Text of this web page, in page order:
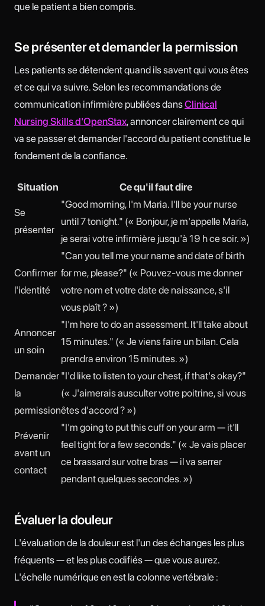
que le patient a bien compris.
Se présenter et demander la permission
Les patients se détendent quand ils savent qui vous êtes
et ce qui va suivre. Selon les recommandations de
communication infirmière publiées dansClinical
Nursing Skills d'OpenStax, annoncer clairement ce qui
va se passer et demander l'accord du patient constitue le
fondement de la confiance.
Situation Ce qu'il faut dire
Se
présenter
"Good morning, I'm Maria. I'll be your nurse
until 7 tonight." (« Bonjour, je m'appelle Maria,
je serai votre infirmière jusqu'à 19 h ce soir. »)
Confirmer
l'identité
"Can you tell me your name and date of birth
for me, please?" (« Pouvez-vous me donner
votre nom et votre date de naissance, s'il
vous plaît ? »)
Annoncer
un soin
"I'm here to do an assessment. It'll take about
15 minutes." (« Je viens faire un bilan. Cela
prendra environ 15 minutes. »)
Demander
la
permission
"I'd like to listen to your chest, if that's okay?"
(« J'aimerais ausculter votre poitrine, si vous
êtes d'accord ? »)
Prévenir
avant un
contact
"I'm going to put this cuff on your arm — it'll
feel tight for a few seconds." (« Je vais placer
ce brassard sur votre bras — il va serrer
pendant quelques secondes. »)
Évaluer la douleur
L'évaluation de la douleur est l'un des échanges les plus
fréquents — et les plus codifiés — que vous aurez.
L'échelle numérique en est la colonne vertébrale :